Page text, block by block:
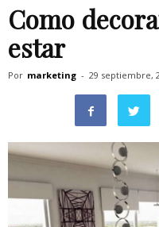
Como
estar
Por marketing - 29 septiembre,